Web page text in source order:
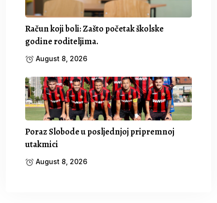
Račun koji boli: Zašto početak školske
godine roditeljima.
August 8, 2026
Poraz Slobode u posljednjoj pripremnoj
utakmici
August 8, 2026